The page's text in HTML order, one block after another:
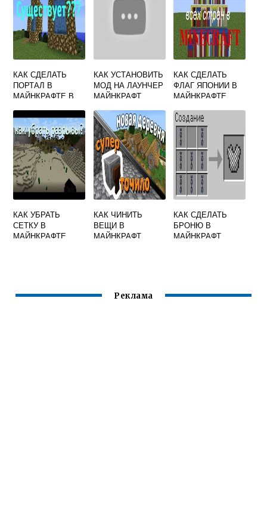
КАК СДЕЛАТЬ
ПОРТАЛ В
МАЙНКРАФТЕ В
ТЕЛЕФОНЕ
КАК УСТАНОВИТЬ
МОД НА ЛАУНЧЕР
МАЙНКРАФТ
КАК СДЕЛАТЬ
ФЛАГ ЯПОНИИ В
МАЙНКРАФТЕ
КАК УБРАТЬ
СЕТКУ В
МАЙНКРАФТЕ
КАК ЧИНИТЬ
ВЕЩИ В
МАЙНКРАФТ
КАК СДЕЛАТЬ
БРОНЮ В
МАЙНКРАФТ
Реклама